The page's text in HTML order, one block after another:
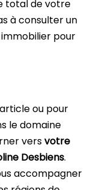
total de votre
à consulter un
pour
ou pour
le domaine
versvotre
Desbiens.
accompagner